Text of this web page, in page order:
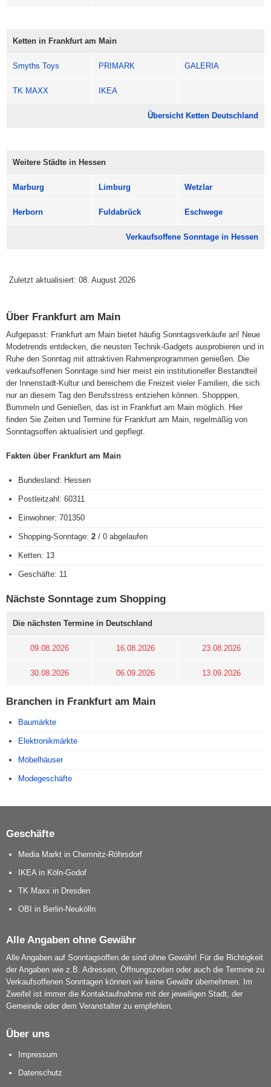
Ketten in Frankfurt am Main
Smyths Toys PRIMARK GALERIA
TK MAXX IKEA
Übersicht Ketten Deutschland
Weitere Städte in Hessen
Marburg Limburg Wetzlar
Herborn Fuldabrück Eschwege
Verkaufsoffene Sonntage in Hessen
Zuletzt aktualisiert: 08. August 2026
Über Frankfurt am Main
Aufgepasst: Frankfurt am Main bietet häufig Sonntagsverkäufe an! Neue
Modetrends entdecken, die neusten Technik-Gadgets ausprobieren und in
Ruhe den Sonntag mit attraktiven Rahmenprogrammen genießen. Die
verkaufsoffenen Sonntage sind hier meist ein institutioneller Bestandteil
der Innenstadt-Kultur und bereichern die Freizeit vieler Familien, die sich
nur an diesem Tag den Berufsstress entziehen können. Shopppen,
Bummeln und Genießen, das ist in Frankfurt am Main möglich. Hier
finden Sie Zeiten und Termine für Frankfurt am Main, regelmäßig von
Sonntagsoffen aktualisiert und gepflegt.
Fakten über Frankfurt am Main
Bundesland: Hessen
Postleitzahl: 60311
Einwohner: 701350
Shopping-Sonntage: 2 / 0 abgelaufen
Ketten: 13
Geschäfte: 11
Nächste Sonntage zum Shopping
Die nächsten Termine in Deutschland
09.08.2026 16.08.2026 23.08.2026
30.08.2026 06.09.2026 13.09.2026
Branchen in Frankfurt am Main
Baumärkte
Elektronikmärkte
Möbelhäuser
Modegeschäfte
Geschäfte
Media Markt in Chemnitz-Röhrsdorf
IKEA in Köln-Godof
TK Maxx in Dresden
OBI in Berlin-Neukölln
Alle Angaben ohne Gewähr
Alle Angaben auf Sonntagsoffen.de sind ohne Gewähr! Für die Richtigkeit
der Angaben wie z.B. Adressen, Öffnungszeiten oder auch die Termine zu
Verkaufsoffenen Sonntagen können wir keine Gewähr übernehmen. Im
Zweifel ist immer die Kontaktaufnahme mit der jeweiligen Stadt, der
Gemeinde oder dem Veranstalter zu empfehlen.
Über uns
Impressum
Datenschutz